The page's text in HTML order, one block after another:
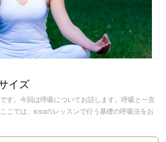
イズ
す。今回は呼吸についてお話します。呼吸と一言
こでは、icsαのレッスンで行う基礎の呼吸法をお